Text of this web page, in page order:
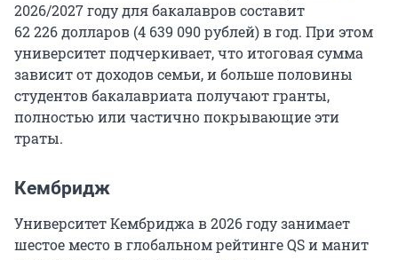
2026/2027году для бакалавров составит
62 226долларов (4 639 090рублей) в год. При этом
университет подчеркивает, что итоговая сумма
зависит от доходов семьи, и больше половины
студентов бакалавриата получают гранты,
полностью или частично покрывающие эти
траты.
Кембридж
Университет Кембриджа в 2026 году занимает
шестое место в глобальном рейтинге QS и манит